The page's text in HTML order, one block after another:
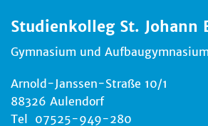
Studienkolleg St. Johann
Gymnasium und
Arnold-Janssen-Straße 10/1
88326 Aulendorf
Tel 07525-949-280